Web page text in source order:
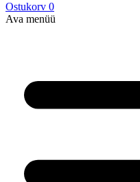
Ostukorv 0
Ava menüü